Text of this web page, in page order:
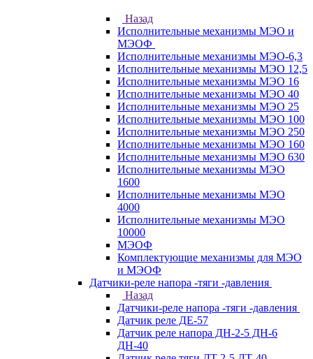
Назад
Исполнительные механизмы МЭО и
МЭОФ
Исполнительные механизмы МЭО-6,3
Исполнительные механизмы МЭО 12,5
Исполнительные механизмы МЭО 16
Исполнительные механизмы МЭО 40
Исполнительные механизмы МЭО 25
Исполнительные механизмы МЭО 100
Исполнительные механизмы МЭО 250
Исполнительные механизмы МЭО 160
Исполнительные механизмы МЭО 630
Исполнительные механизмы МЭО
1600
Исполнительные механизмы МЭО
4000
Исполнительные механизмы МЭО
10000
МЭОФ
Комплектующие механизмы для МЭО
и МЭОФ
Датчики-реле напора -тяги -давления
Назад
Датчики-реле напора -тяги -давления
Датчик реле ДЕ-57
Датчик реле напора ДН-2-5 ДН-6
ДН-40